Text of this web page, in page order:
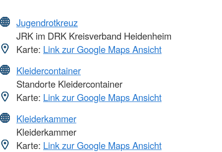
Jugendrotkreuz
JRK im DRK Kreisverband Heidenheim
Karte: Link zur Google Maps Ansicht
Kleidercontainer
Standorte Kleidercontainer
Karte: Link zur Google Maps Ansicht
Kleiderkammer
Kleiderkammer
Karte: Link zur Google Maps Ansicht